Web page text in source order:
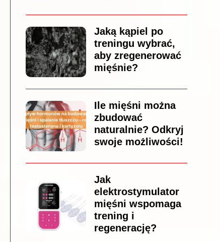
Jaką kąpiel po
treningu wybrać,
aby zregenerować
mięśnie?
Ile mięśni można
zbudować
naturalnie? Odkryj
swoje możliwości!
Jak
elektrostymulator
mięśni wspomaga
trening i
regenerację?